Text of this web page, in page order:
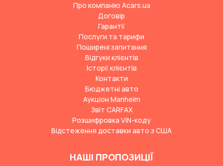
Про компанію Acars.ua
Договір
Гарантії
Послуги та тарифи
Поширені запитання
Відгуки клієнтів
Історії клієнтів
Контакти
Бюджетні авто
Аукціон Manheim
Звіт CARFAX
Розшифровка VIN-коду
Відстеження доставки авто з США
НАШІ ПРОПОЗИЦІЇ